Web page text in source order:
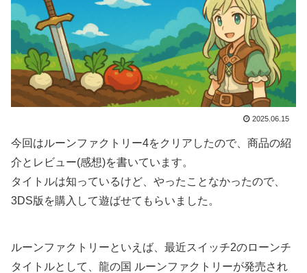
2025.06.15
今回はルーンファクトリー4をクリアしたので、商品の紹
介とレビュー(感想)を書いています。
タイトルは知っているけど、やったことなかったので、
3DS版を購入して遊ばせてもらいました。
ルーンファクトリーといえば、最近スイッチ2のローンチ
タイトルとして、龍の国 ルーンファクトリーが発売され